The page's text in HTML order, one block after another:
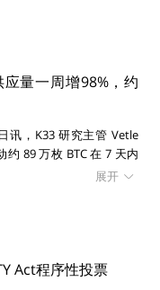
长尾风险的支撑，用
。当资产的有效存
，条件就可以最大限
量一周增98%，约
讯，K33 研究主管 Vetle
89 万枚 BTC 在 7 天内
纪录。K33 估算，报告准
被盗。 该事件源于
日起，协调转移已从数
1 亿美元，可能的第四波
据显示，比特币 7 日热供
展开
Act程序性投票